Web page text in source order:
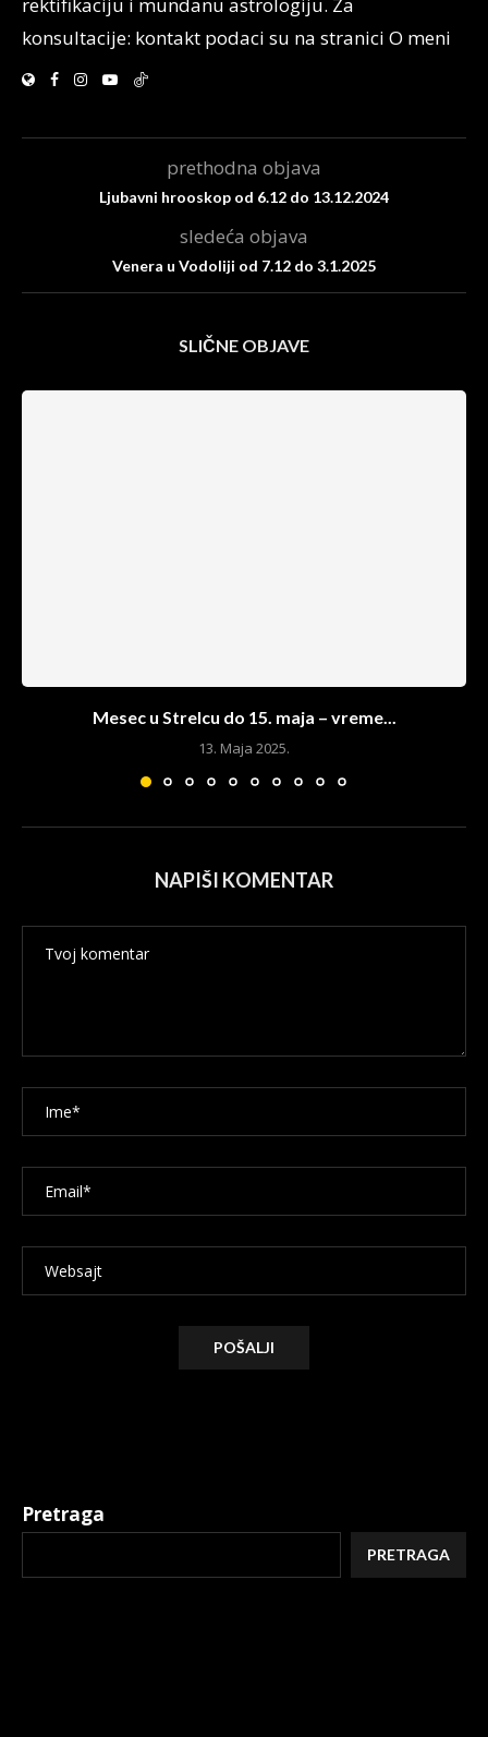
konsultacije: kontakt podaci su na stranici O meni
prethodna objava
Ljubavni hrooskop od 6.12 do 13.12.2024
sledeća objava
Venera u Vodoliji od 7.12 do 3.1.2025
SLIČNE OBJAVE
Mesec u Strelcu do 15. maja – vreme...
13. Maja 2025.
NAPIŠI KOMENTAR
Pretraga
PRETRAGA